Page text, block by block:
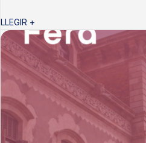
LLEGIR +